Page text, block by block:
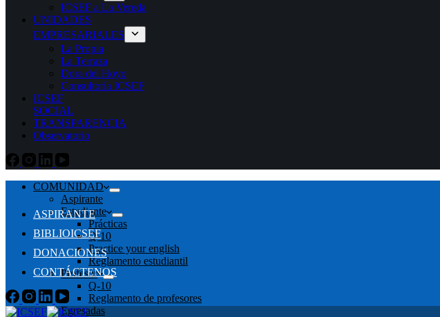
ICSEF a La Vereda
UNIDADES
EMPRESARIALES
La Propia
La Terraza
Dora del Hoyo
Consultoría ICSEF
ICSEF
SOCIAL
TRANSPARENCIA
Observatorio
COMUNIDAD
Aspirante
Estudiante
Prácticas
Q-10
Practice your english
Reglamento estudiantil
Profesor
Q-10
Reglamento de profesores
Egresadas
ASPIRANTE
BIBLIOICSEF
DONACIONES
CONTÁCTENOS